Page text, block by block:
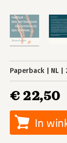
Paperback NL
€ 22,50
In